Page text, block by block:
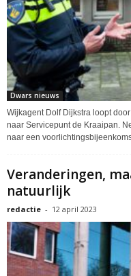
Dwars nieuws
Wijkagent Dolf Dijkstra loopt
naar Servicepunt de Kraaipan.
naar een
Veranderingen,
natuurlijk
redactie - 12 april 2023